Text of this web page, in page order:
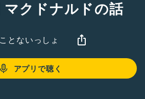
マクドナルドの話
とないっしょ
アプリで聴く